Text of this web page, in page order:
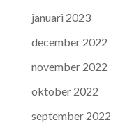
januari 2023
december 2022
november 2022
oktober 2022
september 2022